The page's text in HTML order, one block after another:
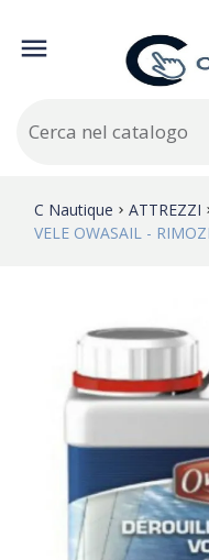

C Nautique ATTREZZI
VELE OWASAIL -